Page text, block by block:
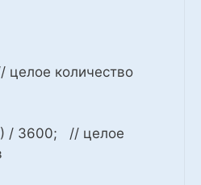
количество
/ 3600; // целое